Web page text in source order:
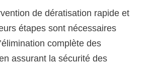
de dératisation rapide et
étapes sont nécessaires
complète des
assurant la sécurité des